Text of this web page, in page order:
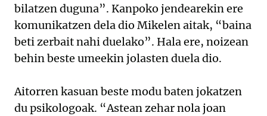
bilatzen duguna”. Kanpoko jendearekin ere
komunikatzen dela dio Mikelen aitak, “baina
beti zerbait nahi duelako”. Hala ere, noizean
behin beste umeekin jolasten duela dio.
Aitorren kasuan beste modu baten jokatzen
du psikologoak. “Astean zehar nola joan